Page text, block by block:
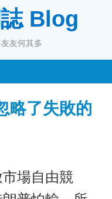
Blog
友何其多
略了失敗的
場自由競